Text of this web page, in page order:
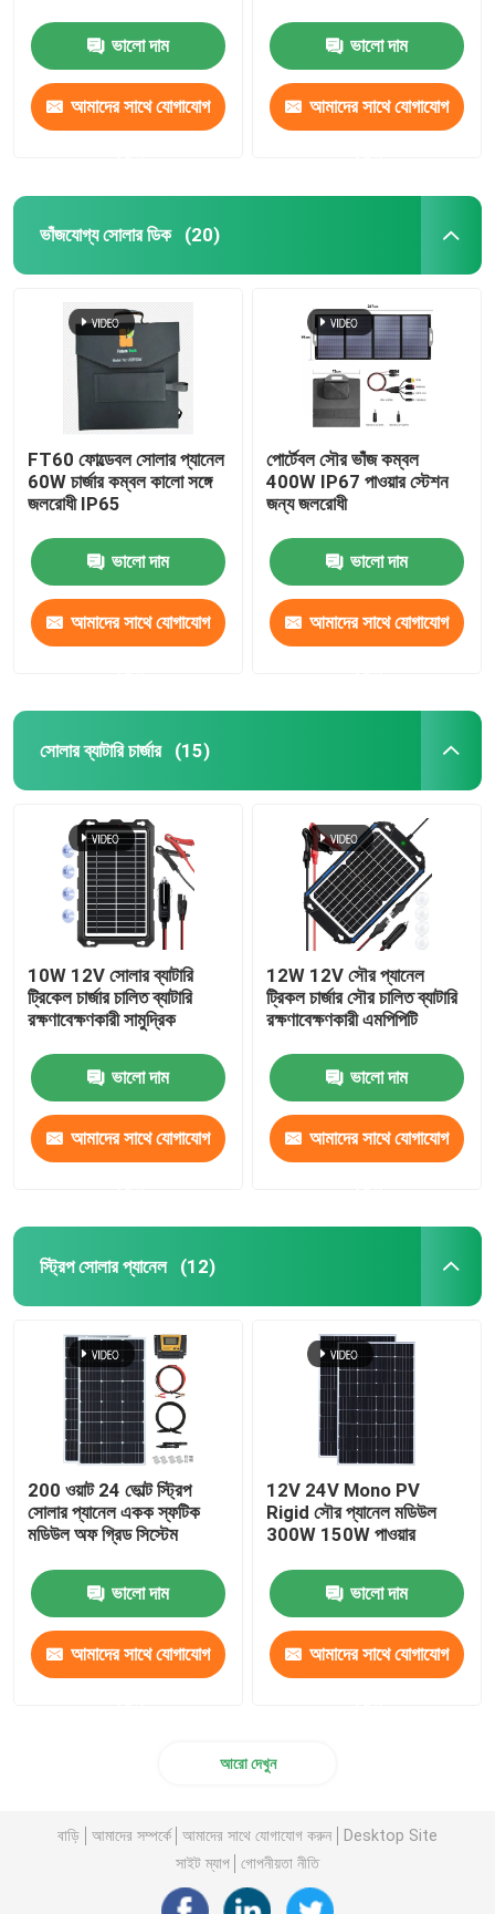
ভালো দাম
আমাদের সাথে যোগাযোগ
ভালো দাম
আমাদের সাথে যোগাযোগ
ভাঁজযোগ্য সোলার ডিক (20)
FT60 ফোল্ডেবল সোলার প্যানেল
60W চার্জার কম্বল কালো সঙ্গে
জলরোধী IP65
ভালো দাম
আমাদের সাথে যোগাযোগ
পোর্টেবল সৌর ভাঁজ কম্বল
400W IP67 পাওয়ার স্টেশন
জন্য জলরোধী
ভালো দাম
আমাদের সাথে যোগাযোগ
সোলার ব্যাটারি চার্জার (15)
10W 12V সোলার ব্যাটারি
ট্রিকেল চার্জার চালিত ব্যাটারি
রক্ষণাবেক্ষণকারী সামুদ্রিক
ভালো দাম
আমাদের সাথে যোগাযোগ
12W 12V সৌর প্যানেল
ট্রিকল চার্জার সৌর চালিত ব্যাটারি
রক্ষণাবেক্ষণকারী এমপিপিটি
ভালো দাম
আমাদের সাথে যোগাযোগ
স্ট্রিপ সোলার প্যানেল (12)
200 ওয়াট 24 ভোল্ট স্ট্রিপ
সোলার প্যানেল একক স্ফটিক
মডিউল অফ গ্রিড সিস্টেম
ভালো দাম
আমাদের সাথে যোগাযোগ
12V 24V Mono PV
Rigid সৌর প্যানেল মডিউল
300W 150W পাওয়ার
ভালো দাম
আমাদের সাথে যোগাযোগ
আরো দেখুন
বাড়ি আমাদের সম্পর্কে আমাদের সাথে যোগাযোগ করুন
Desktop Site
সাইট ম্যাপ
গোপনীয়তা নীতি